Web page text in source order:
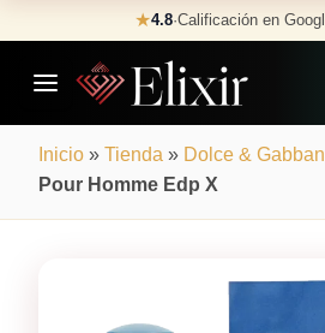
to
content
★4.8·Calificación en
Inicio » Tienda » Dolce &
Pour Homme Edp X